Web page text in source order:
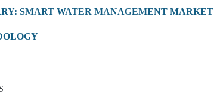
SMART WATER MANAGEMENT MARKET